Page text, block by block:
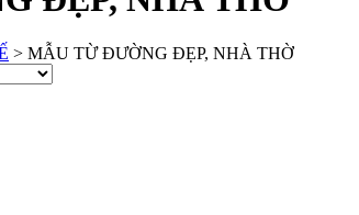
> MẪU TỪ ĐƯỜNG ĐẸP, NHÀ THỜ